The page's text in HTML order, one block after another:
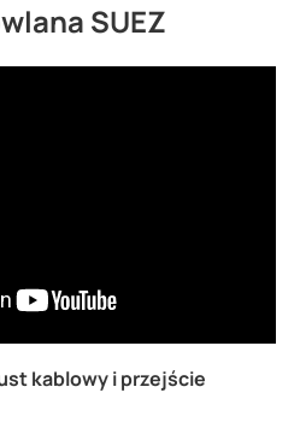
SUEZ
kablowy i przejście